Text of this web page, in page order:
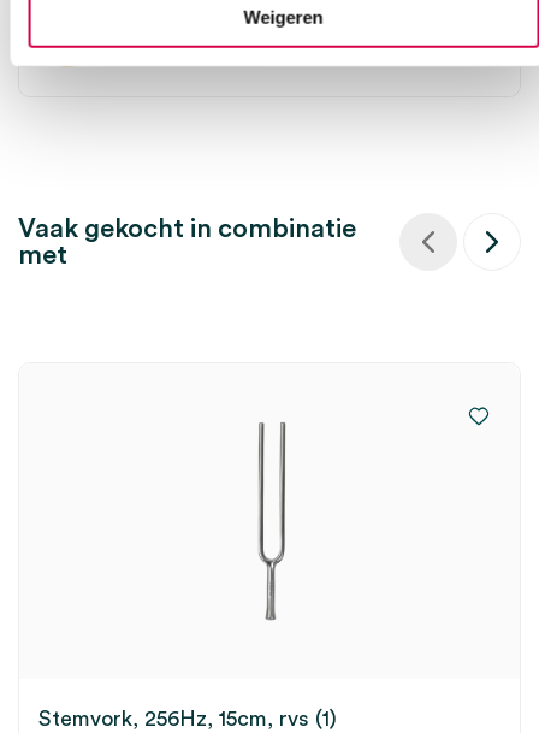
Weigeren
Vaak gekocht in combinatie
met
Stemvork, 256Hz, 15cm, rvs (1)